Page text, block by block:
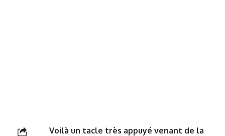
Voilà un tacle très appuyé venant de la